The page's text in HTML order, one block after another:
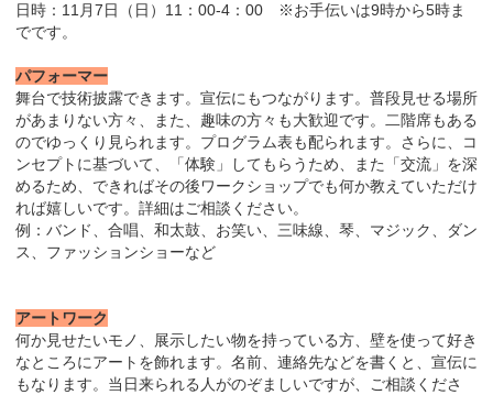
日時：11月7日（日）11：00-4：00 ※お手伝いは9時から5時ま
でです。
パフォーマー
舞台で技術披露できます。宣伝にもつながります。普段見せる場所
があまりない方々、また、趣味の方々も大歓迎です。二階席もある
のでゆっくり見られます。プログラム表も配られます。さらに、コ
ンセプトに基づいて、「体験」してもらうため、また「交流」を深
めるため、できればその後ワークショップでも何か教えていただけ
れば嬉しいです。詳細はご相談ください。
例：バンド、合唱、和太鼓、お笑い、三味線、琴、マジック、ダン
ス、ファッションショーなど
アートワーク
何か見せたいモノ、展示したい物を持っている方、壁を使って好き
なところにアートを飾れます。名前、連絡先などを書くと、宣伝に
もなります。当日来られる人がのぞましいですが、ご相談くださ